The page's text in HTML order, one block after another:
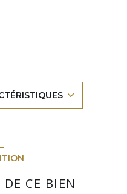
(electrique)
CE BIEN